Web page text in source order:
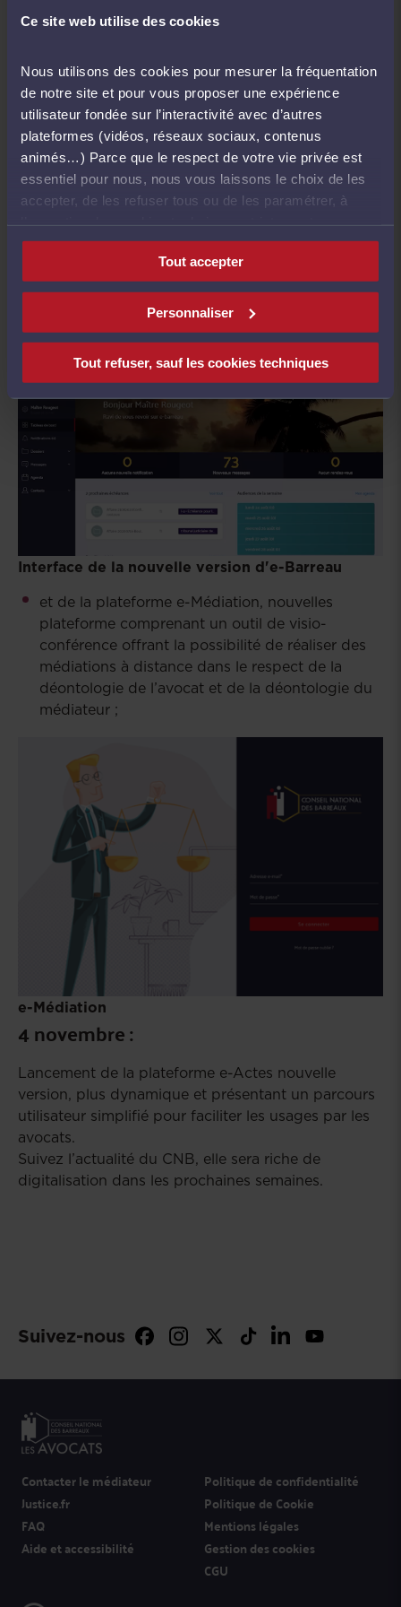
Ce site web utilise des cookies
Nous utilisons des cookies pour mesurer la fréquentation
de notre site et pour vous proposer une expérience
utilisateur fondée sur l’interactivité avec d’autres
plateformes (vidéos, réseaux sociaux, contenus
animés…) Parce que le respect de votre vie privée est
essentiel pour nous, nous vous laissons le choix de les
accepter, de les refuser tous ou de les paramétrer, à
nécessaires au fonctionnement du site.
Tout accepter
Personnaliser
Tout refuser, sauf les cookies techniques
Interface d'e-Actes
21 octobre :
Lancement de la nouvelle version d'e-Barreau,
qui évolue et passe d’un outil de messagerie à
un véritable outil de gestion des affaires suivies
par un avocat qu’elles soient judiciaires ou non ;
Interface de la nouvelle version d'e-Barreau
et de la plateforme e-Médiation, nouvelles
plateforme comprenant un outil de visio-
conférence offrant la possibilité de réaliser des
médiations à distance dans le respect de la
déontologie de l’avocat et de la déontologie du
médiateur ;
e-Médiation
4 novembre :
Lancement de la plateforme e-Actes nouvelle
version, plus dynamique et présentant un parcours
utilisateur simplifié pour faciliter les usages par les
avocats.
Suivez l’actualité du CNB, elle sera riche de
digitalisation dans les prochaines semaines.
Suivez-nous
Contacter le médiateur
Justice.fr
FAQ
Aide et accessibilité
Politique de confidentialité
Politique de Cookie
Mentions légales
Gestion des cookies
CGU